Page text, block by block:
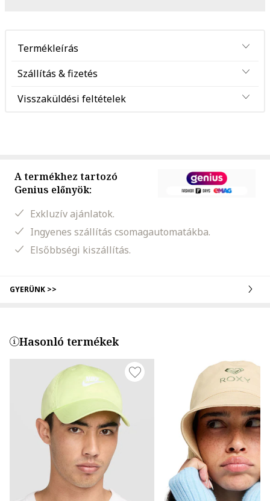
Termékleírás
Szállítás & fizetés
Visszaküldési feltételek
A termékhez tartozó
Genius előnyök:
Exkluzív ajánlatok.
Ingyenes szállítás csomagautomatákba.
Elsőbbségi kiszállítás.
GYERÜNK >>
Hasonló termékek